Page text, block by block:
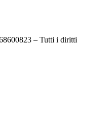
– Tutti i diritti